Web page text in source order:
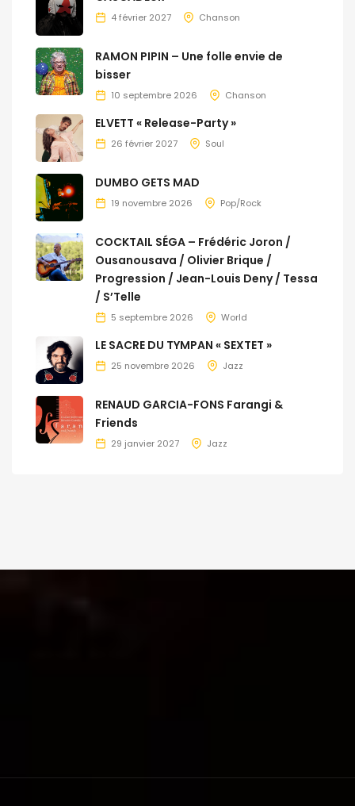
4 février 2027 Chanson
RAMON PIPIN – Une folle envie de
bisser
10 septembre 2026 Chanson
ELVETT « Release-Party »
26 février 2027 Soul
DUMBO GETS MAD
19 novembre 2026 Pop/Rock
COCKTAIL SÉGA – Frédéric Joron /
Ousanousava / Olivier Brique /
Progression / Jean-Louis Deny / Tessa
/ S’Telle
5 septembre 2026 World
LE SACRE DU TYMPAN « SEXTET »
25 novembre 2026 Jazz
RENAUD GARCIA-FONS Farangi &
Friends
29 janvier 2027 Jazz